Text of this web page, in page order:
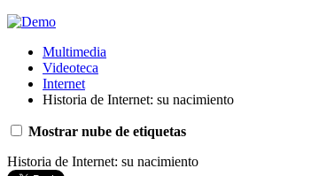
Multimedia
Videoteca
Internet
Historia de Internet: su nacimiento
Mostrar nube de etiquetas
Historia de Internet: su nacimiento